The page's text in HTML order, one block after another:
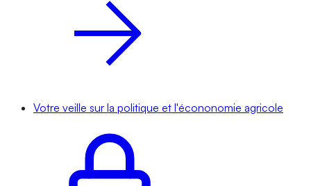
Votre veille sur la politique et l'écononomie agricole